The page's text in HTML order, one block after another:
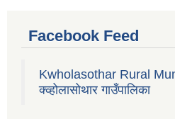
Facebook Feed
Kwholasothar Rural
क्व्होलासोथार गाउँपालिका